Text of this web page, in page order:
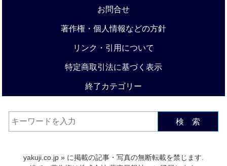
お問合せ
著作権・個人情報などの方針
リンク・引用について
特定商取引法に基づく表示
終了カテゴリー
検 索
yakuji.co.jp » に掲載の記事・写真の無断転載を禁じます.